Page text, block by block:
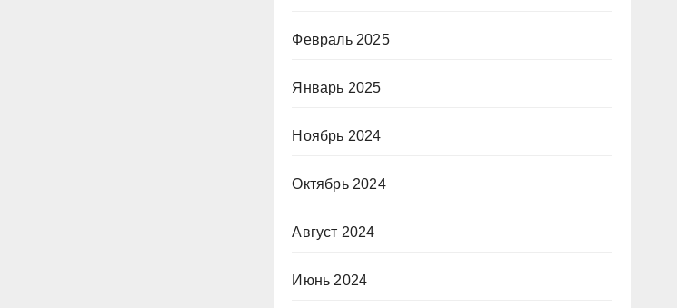
Февраль 2025
Январь 2025
Ноябрь 2024
Октябрь 2024
Август 2024
Июнь 2024